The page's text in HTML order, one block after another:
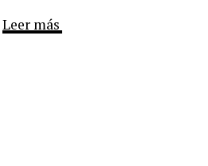
Leer más